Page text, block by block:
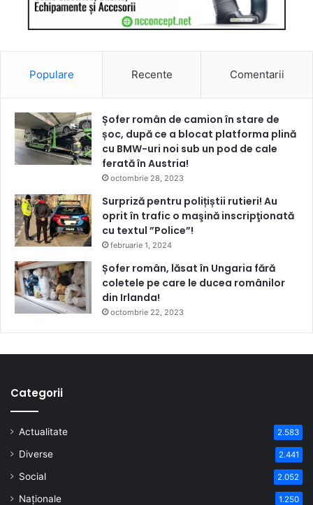
Populare Recente Comentarii
Șofer român de camion în stare de
șoc, după ce a blocat platforma plină
cu BMW-uri noi sub un pod de cale
ferată în Austria!
octombrie 28, 2023
Surpriză pentru polițiștii rutieri! Au
oprit în trafic o maşină inscripţionată
cu textul ”Police”!
februarie 1, 2024
Șofer român, lăsat în Ungaria fără
coletele pe care le ducea românilor
din Irlanda!
octombrie 22, 2023
Categorii
Actualitate 2.583
Diverse 2.441
Social 2.052
Naționale 1.250